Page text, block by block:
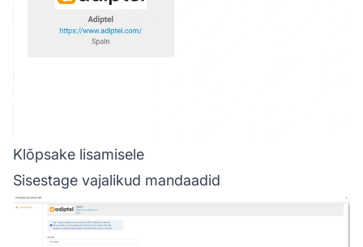
Klõpsake lisamisele
Sisestage vajalikud mandaadid